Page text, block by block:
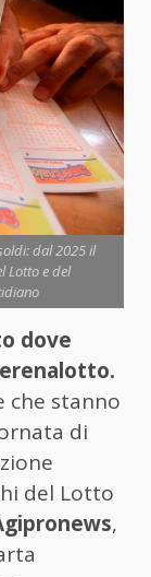
dal 2025 il
Lotto e del
dove
che stanno
di
del Lotto
,